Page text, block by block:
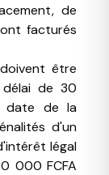
de
facturés
être
de 30
date de la
d'un
légal
000 FCFA